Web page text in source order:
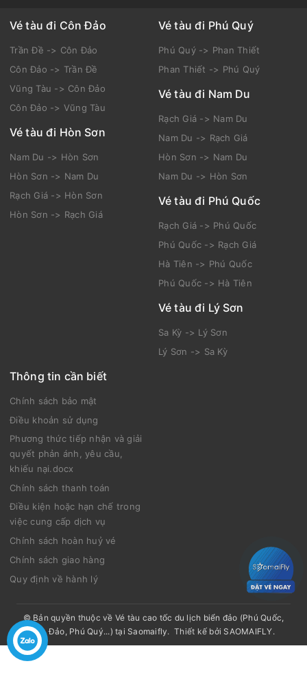
Vé tàu đi Côn Đảo
Trần Đề -> Côn Đảo
Côn Đảo -> Trần Đề
Vũng Tàu -> Côn Đảo
Côn Đảo -> Vũng Tàu
Vé tàu đi Hòn Sơn
Nam Du -> Hòn Sơn
Hòn Sơn -> Nam Du
Rạch Giá -> Hòn Sơn
Hòn Sơn -> Rạch Giá
Vé tàu đi Phú Quý
Phú Quý -> Phan Thiết
Phan Thiết -> Phú Quý
Vé tàu đi Nam Du
Rạch Giá -> Nam Du
Nam Du -> Rạch Giá
Hòn Sơn -> Nam Du
Nam Du -> Hòn Sơn
Vé tàu đi Phú Quốc
Rạch Giá -> Phú Quốc
Phú Quốc -> Rạch Giá
Hà Tiên -> Phú Quốc
Phú Quốc -> Hà Tiên
Vé tàu đi Lý Sơn
Sa Kỳ -> Lý Sơn
Lý Sơn -> Sa Kỳ
Thông tin cần biết
Chính sách bảo mật
Điều khoản sử dụng
Phương thức tiếp nhận và giải
quyết phản ánh, yêu cầu,
khiếu nại.docx
Chính sách thanh toán
Điều kiện hoặc hạn chế trong
việc cung cấp dịch vụ
Chính sách hoàn huỷ vé
Chính sách giao hàng
Quy định về hành lý
© Bản quyền thuộc về Vé tàu cao tốc du lịch biển đảo (Phú Quốc,
Côn Đảo, Phú Quý...) tại Saomaifly.Thiết kế bởi SAOMAIFLY.